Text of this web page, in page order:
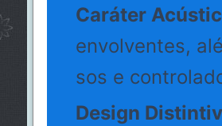
Caráter
envolventes,
sos e
Design